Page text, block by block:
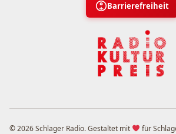
Barrierefreiheit
© 2026 Schlager Radio. Gestaltet mit
für